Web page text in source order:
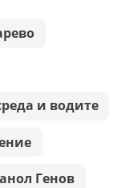
и водите
Генов